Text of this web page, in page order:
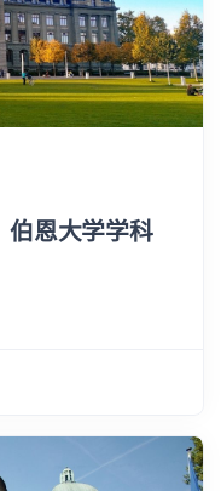
伯恩大学学科